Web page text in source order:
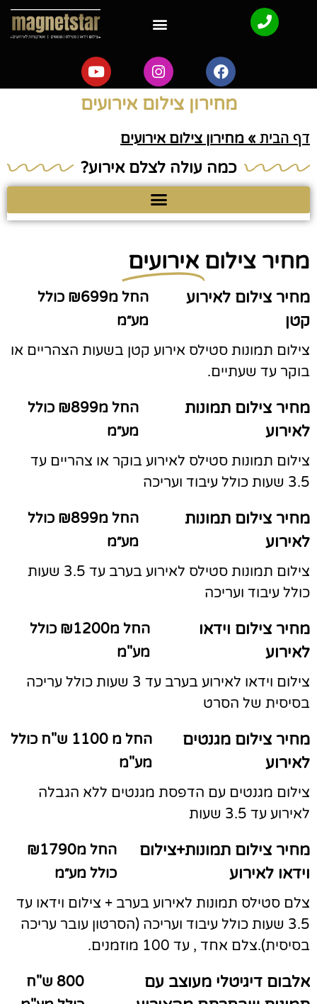
מחירון צילום אירועים
דף הבית » מחירון צילום אירועים
כמה עולה לצלם אירוע?
מחיר צילום אירועים
מחיר צילום לאירוע
קטן
החל מ₪699 כולל
מע״מ
צילום תמונות סטילס אירוע קטן בשעות הצהריים או
בוקר עד שעתיים.
מחיר צילום תמונות
לאירוע
החל מ₪899 כולל
מע״מ
צילום תמונות סטילס לאירוע בוקר או צהריים עד
3.5 שעות כולל עיבוד ועריכה
מחיר צילום תמונות
לאירוע
החל מ₪899 כולל
מע״מ
צילום תמונות סטילס לאירוע בערב עד 3.5 שעות
כולל עיבוד ועריכה
מחיר צילום וידאו
לאירוע
החל מ₪1200 כולל
מע"מ
צילום וידאו לאירוע בערב עד 3 שעות כולל עריכה
בסיסית של הסרט
מחיר צילום מגנטים
לאירוע
החל מ 1100 ש"ח כולל
מע"מ
צילום מגנטים עם הדפסת מגנטים ללא הגבלה
לאירוע עד 3.5 שעות
מחיר צילום תמונות+צילום
וידאו לאירוע
החל מ₪1790
כולל מע״מ
צלם סטילס תמונות לאירוע בערב + צילום וידאו עד
3.5 שעות כולל עיבוד ועריכה (הסרטון עובר עריכה
בסיסית).צלם אחד , עד 100 מוזמנים.
אלבום דיגיטלי מעוצב עם
800 ש"ח